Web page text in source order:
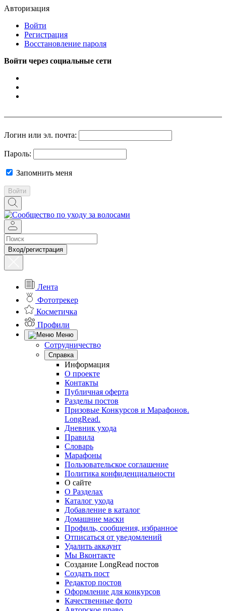
Авторизация
Войти
Регистрация
Восстановление пароля
Войти через социальные сети
Логин или эл. почта:
Пароль:
Запомнить меня
Войти
Вход/регистрация
Лента
Фототрекер
Косметичка
Профили
Меню
Сотрудничество
Справка
Информация
О проекте
Контакты
Публичная оферта
Разделы постов
Призовые Конкурсов и Марафонов.
LongRead.
Дневник ухода
Правила
Словарь
Марафоны
Пользовательское соглашение
Политика конфиденциальности
О сайте
О Разделах
Каталог ухода
Добавление в каталог
Домашние маски
Профиль, сообщения, избранное
Отписаться от уведомлений
Удалить аккаунт
Мы Вконтакте
Создание LongRead постов
Создать пост
Редактор постов
Оформление для конкурсов
Качественные фото